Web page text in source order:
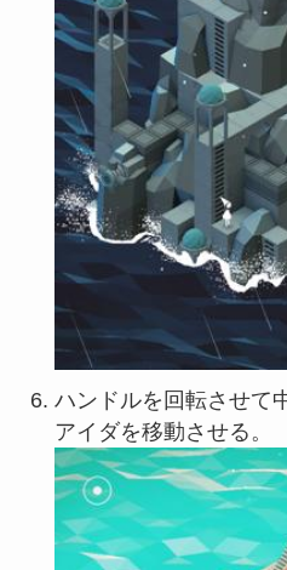
ハンドルを回転させて
アイダを移動させる。